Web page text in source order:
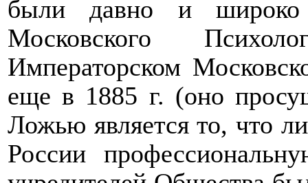
были давно и широко
Московского
Императорском
еще в 1885 г. (оно
Ложью является то, что
России